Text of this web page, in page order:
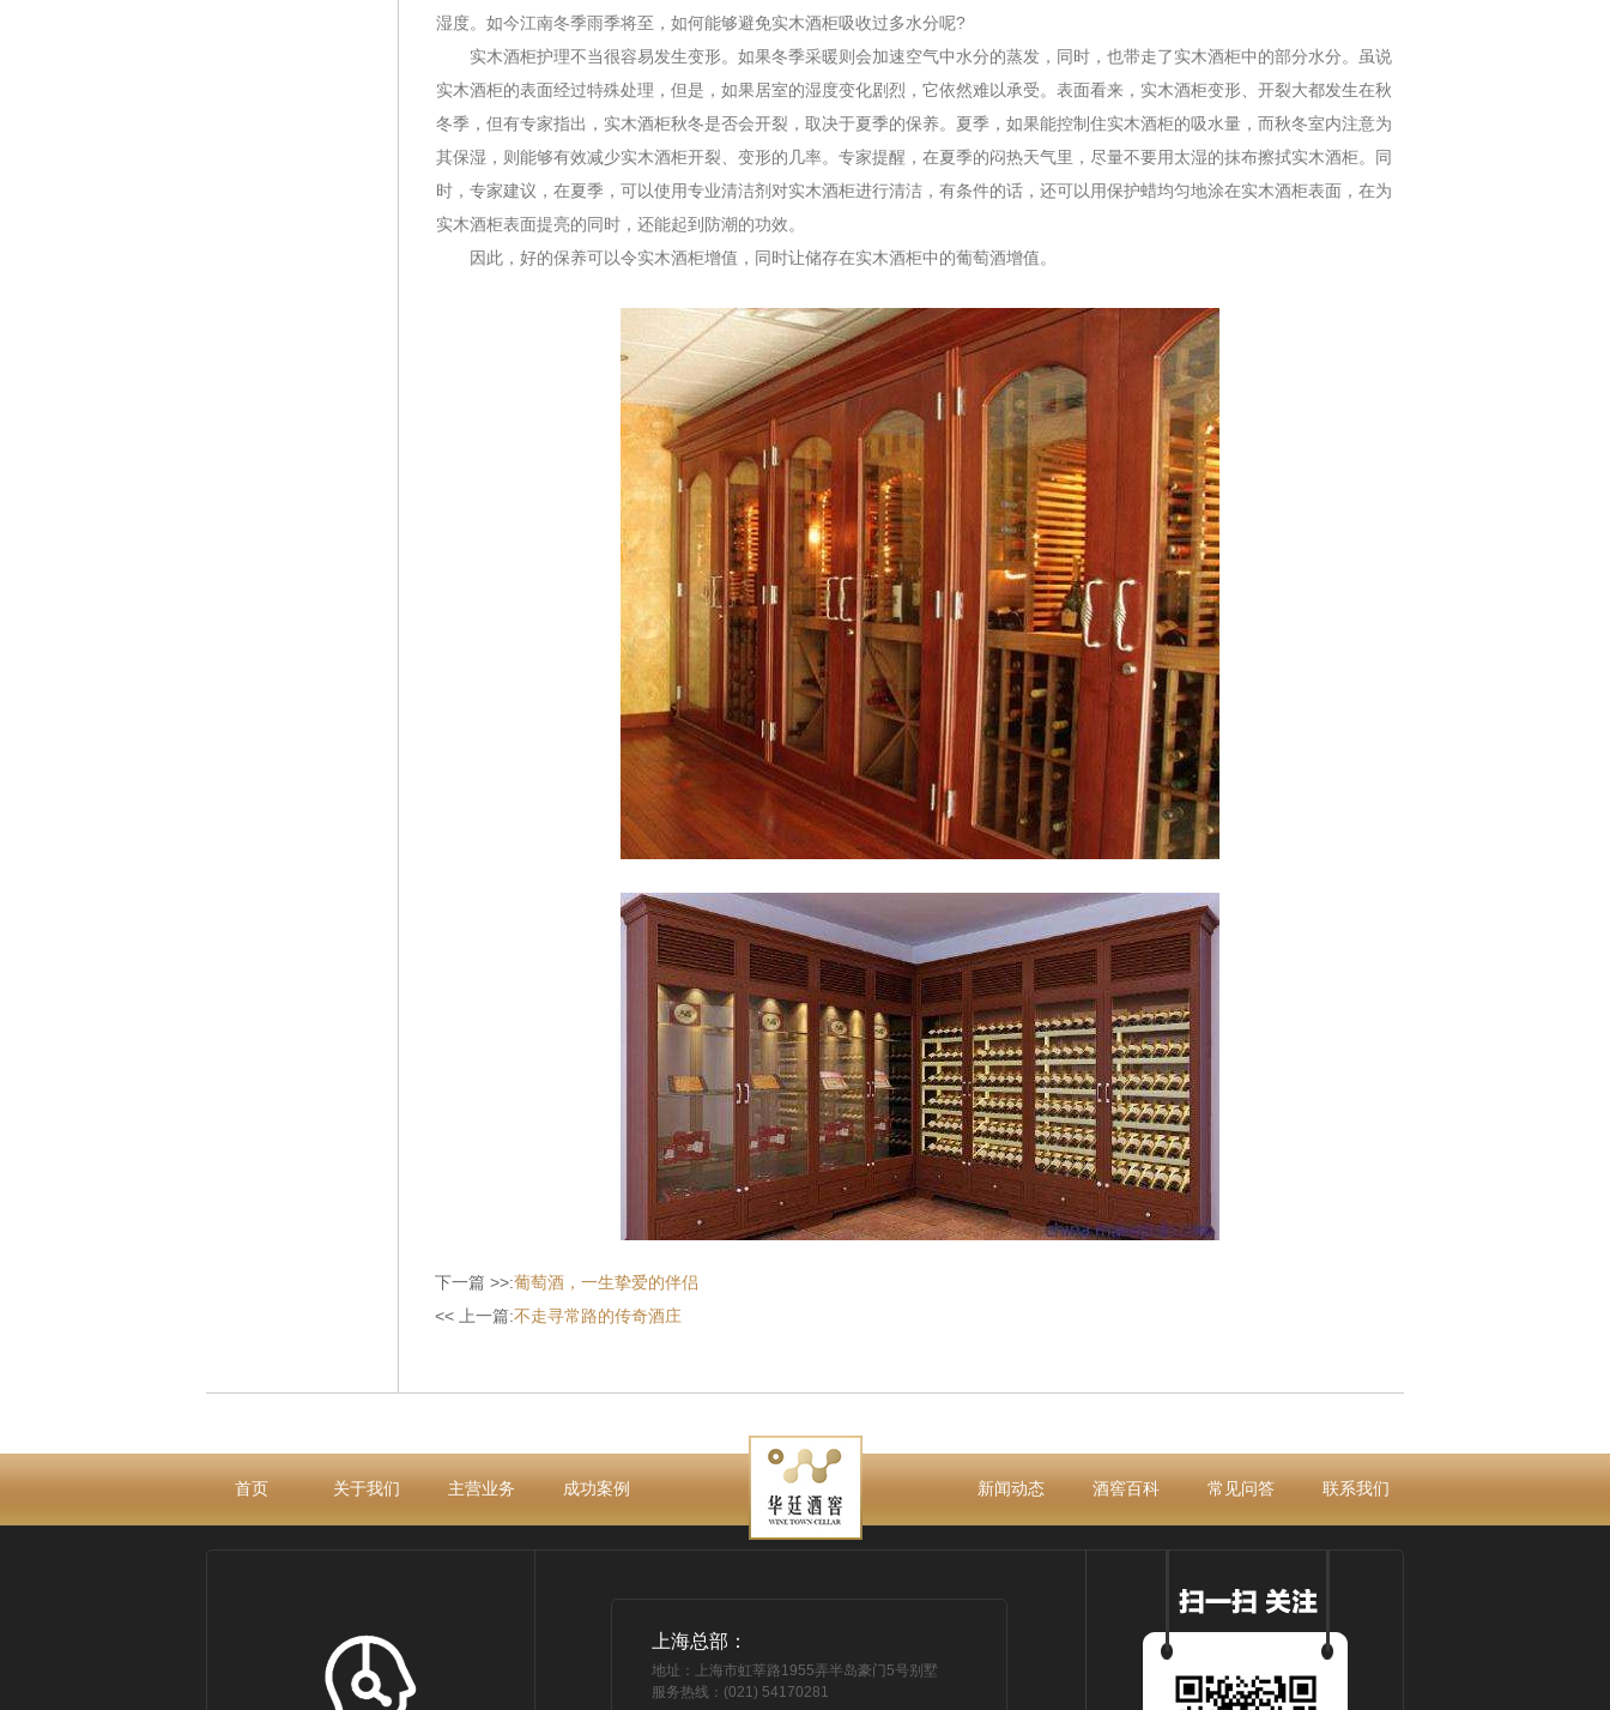
湿度。如今江南冬季雨季将至，如何能够避免实木酒柜吸收过多水分呢?
实木酒柜护理不当很容易发生变形。如果冬季采暖则会加速空气中水分的蒸发，同时，也带走了实木酒柜中的部分水分。虽说
实木酒柜的表面经过特殊处理，但是，如果居室的湿度变化剧烈，它依然难以承受。表面看来，实木酒柜变形、开裂大都发生在秋
冬季，但有专家指出，实木酒柜秋冬是否会开裂，取决于夏季的保养。夏季，如果能控制住实木酒柜的吸水量，而秋冬室内注意为
其保湿，则能够有效减少实木酒柜开裂、变形的几率。专家提醒，在夏季的闷热天气里，尽量不要用太湿的抹布擦拭实木酒柜。同
时，专家建议，在夏季，可以使用专业清洁剂对实木酒柜进行清洁，有条件的话，还可以用保护蜡均匀地涂在实木酒柜表面，在为
实木酒柜表面提亮的同时，还能起到防潮的功效。
因此，好的保养可以令实木酒柜增值，同时让储存在实木酒柜中的葡萄酒增值。
下一篇 >>:葡萄酒，一生挚爱的伴侣
<< 上一篇:不走寻常路的传奇酒庄
首页 关于我们 主营业务 成功案例 新闻动态 酒窖百科 常见问答 联系我们
上海总部：
地址：上海市虹莘路1955弄半岛豪门5号别墅
服务热线：(021) 54170281